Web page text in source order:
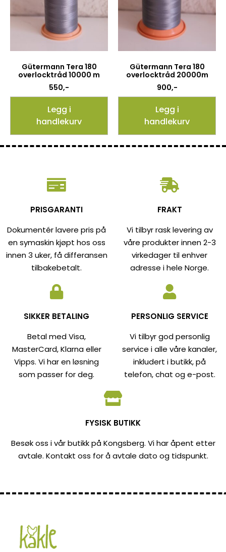
Gütermann Tera 180
overlocktråd 10000 m
550,-
Legg i
handlekurv
Gütermann Tera 180
overlocktråd 20000m
900,-
Legg i
handlekurv
PRISGARANTI
Dokumentér lavere pris på
en symaskin kjøpt hos oss
innen 3 uker, få differansen
tilbakebetalt.
FRAKT
Vi tilbyr rask levering av
våre produkter innen 2-3
virkedager til enhver
adresse i hele Norge.
SIKKER BETALING
Betal med Visa,
MasterCard, Klarna eller
Vipps. Vi har en løsning
som passer for deg.
PERSONLIG SERVICE
Vi tilbyr god personlig
service i alle våre kanaler,
inkludert i butikk, på
telefon, chat og e-post.
FYSISK BUTIKK
Besøk oss i vår butikk på Kongsberg. Vi har åpent etter
avtale. Kontakt oss for å avtale dato og tidspunkt.